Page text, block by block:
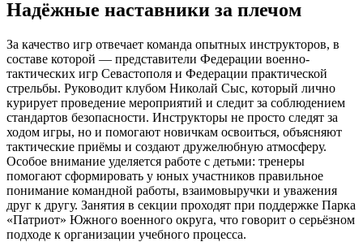
Надёжные наставники за плечом
За качество игр отвечает команда опытных инструкторов, в
составе которой — представители Федерации военно-
тактических игр Севастополя и Федерации практической
стрельбы. Руководит клубом Николай Сыс, который лично
курирует проведение мероприятий и следит за соблюдением
стандартов безопасности. Инструкторы не просто следят за
ходом игры, но и помогают новичкам освоиться, объясняют
тактические приёмы и создают дружелюбную атмосферу.
Особое внимание уделяется работе с детьми: тренеры
помогают сформировать у юных участников правильное
понимание командной работы, взаимовыручки и уважения
друг к другу. Занятия в секции проходят при поддержке Парка
«Патриот» Южного военного округа, что говорит о серьёзном
подходе к организации учебного процесса.